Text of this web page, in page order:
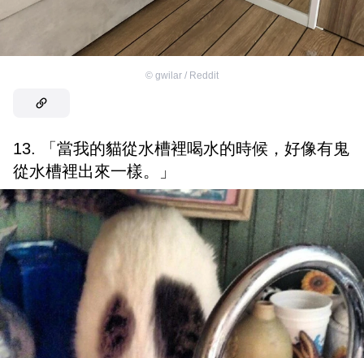
© gwilar / Reddit
13. 「當我的貓從水槽裡喝水的時候，好像有鬼
從水槽裡出來一樣。」